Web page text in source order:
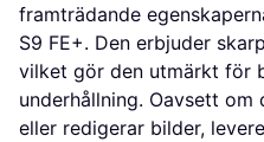
framträdande
S9 FE+. Den erbjuder
vilket gör den utmärkt för
underhållning. Oavsett
eller redigerar bilder,